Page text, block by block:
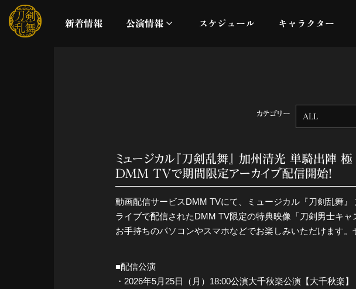
新着情報 公演情報
配信
ライブビューイング
公演に関するお知らせ
スケジュール キャラクター
カテゴリー ALL
ミュージカル『刀剣乱舞』 加州清光 単騎出陣 極
DMM TVで期間限定アーカイブ配信開始！
動画配信サービスDMM TVにて、ミュージカル『刀剣乱舞
ライブで配信されたDMM TV限定の特典映像「刀剣男士キャ
お手持ちのパソコンやスマホなどでお楽しみいただけます。
■配信公演
・2026年5月25日（月）18:00公演大千秋楽公演【大千秋楽】